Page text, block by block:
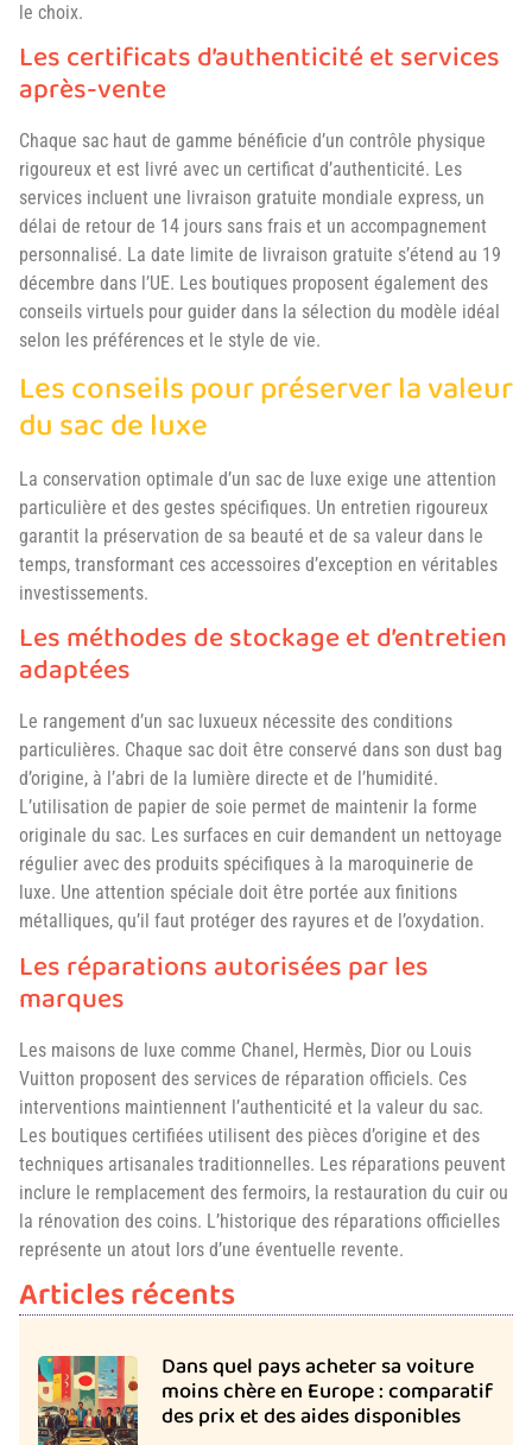
le choix.
Les certificats d’authenticité et services
après-vente
Chaque sac haut de gamme bénéficie d’un contrôle physique
rigoureux et est livré avec un certificat d’authenticité. Les
services incluent une livraison gratuite mondiale express, un
délai de retour de 14 jours sans frais et un accompagnement
personnalisé. La date limite de livraison gratuite s’étend au 19
décembre dans l’UE. Les boutiques proposent également des
conseils virtuels pour guider dans la sélection du modèle idéal
selon les préférences et le style de vie.
Les conseils pour préserver la valeur
du sac de luxe
La conservation optimale d’un sac de luxe exige une attention
particulière et des gestes spécifiques. Un entretien rigoureux
garantit la préservation de sa beauté et de sa valeur dans le
temps, transformant ces accessoires d’exception en véritables
investissements.
Les méthodes de stockage et d’entretien
adaptées
Le rangement d’un sac luxueux nécessite des conditions
particulières. Chaque sac doit être conservé dans son dust bag
d’origine, à l’abri de la lumière directe et de l’humidité.
L’utilisation de papier de soie permet de maintenir la forme
originale du sac. Les surfaces en cuir demandent un nettoyage
régulier avec des produits spécifiques à la maroquinerie de
luxe. Une attention spéciale doit être portée aux finitions
métalliques, qu’il faut protéger des rayures et de l’oxydation.
Les réparations autorisées par les
marques
Les maisons de luxe comme Chanel, Hermès, Dior ou Louis
Vuitton proposent des services de réparation officiels. Ces
interventions maintiennent l’authenticité et la valeur du sac.
Les boutiques certifiées utilisent des pièces d’origine et des
techniques artisanales traditionnelles. Les réparations peuvent
inclure le remplacement des fermoirs, la restauration du cuir ou
la rénovation des coins. L’historique des réparations officielles
représente un atout lors d’une éventuelle revente.
Articles récents
Dans quel pays acheter sa voiture
moins chère en Europe : comparatif
des prix et des aides disponibles